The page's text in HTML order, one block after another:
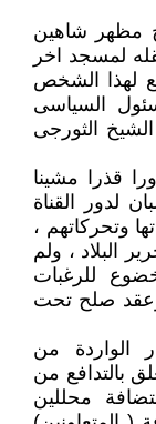
مظهر شاهين
لمسجد اخر
لهذا الشخص
السياسى
الثورجى
قذرا مشينا
لدور القناة
وتحركاتهم ،
البلاد ، ولم
للرغبات
وعقد صلح تحت
الواردة من
بالتدافع من
محللين